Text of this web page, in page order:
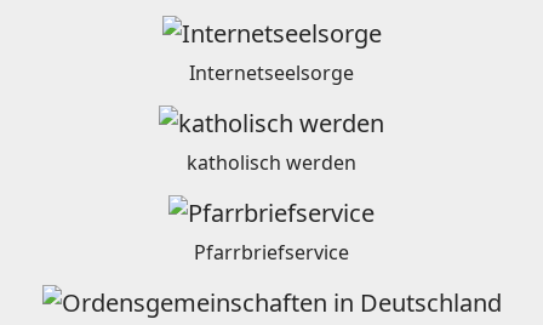
Internetseelsorge
katholisch werden
Pfarrbriefservice